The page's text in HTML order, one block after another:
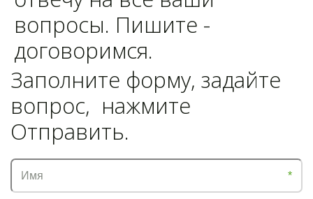
вопросы. Пишите -
договоримся.
Заполните форму, задайте
вопрос, нажмите
Отправить.
*